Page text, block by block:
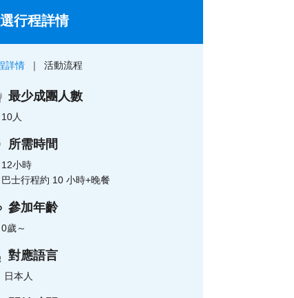
行程詳情
詳情 活動流程
最少成團人數
10人
所需時間
12小時
巴士行程約 10 小時+晚餐
參加年齡
0歲～
對應語言
日本人